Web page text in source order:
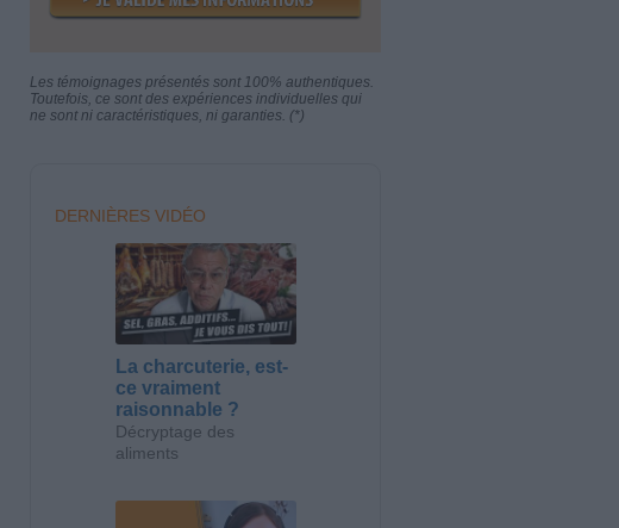
Les témoignages présentés sont 100% authentiques.
Toutefois, ce sont des expériences individuelles qui
ne sont ni caractéristiques, ni garanties. (*)
DERNIÈRES VIDÉO
La charcuterie, est-
ce vraiment
raisonnable ?
Décryptage des
aliments